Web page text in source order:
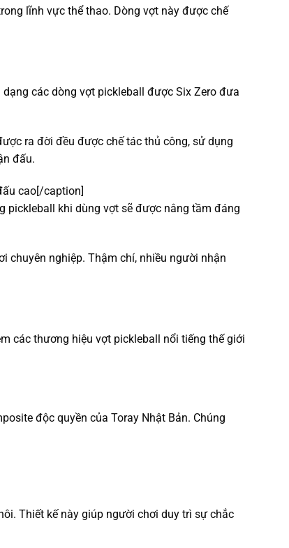
lĩnh vực thể thao. Dòng vợt này được chế
các dòng vợt pickleball được Six Zero đưa
ra đời đều được chế tác thủ công, sử dụng
đấu.
cao[/caption]
khi dùng vợt sẽ được nâng tầm đáng
chuyên nghiệp. Thậm chí, nhiều người nhận
các thương hiệu vợt pickleball nổi tiếng thế giới
độc quyền của Toray Nhật Bản. Chúng
Thiết kế này giúp người chơi duy trì sự chắc